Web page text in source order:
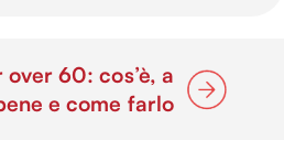
60: cos’è, a
e come farlo